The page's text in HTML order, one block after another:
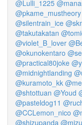
@Lulli_1225
@pkame_mustheory
@silentrain_ice
@takutakatan
@violet_B_lover
@okunokentaro
@practical80joke
@midnightlanding
@kuramoto_kk
@shtottuan @Youd
@pasteldog11
@CCLemon_nico
@shizupanda